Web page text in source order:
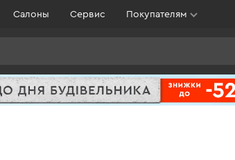
Салоны Сервис Покупателям